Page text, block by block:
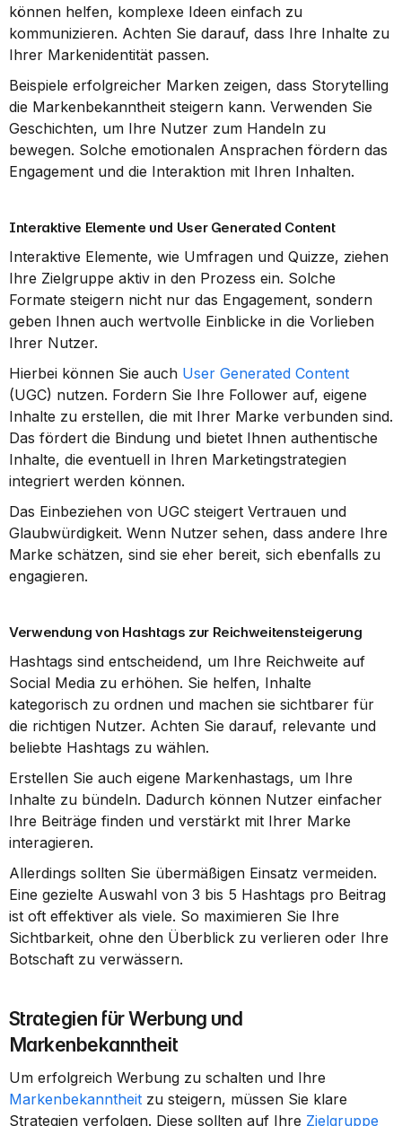
können helfen, komplexe Ideen einfach zu
kommunizieren. Achten Sie darauf, dass Ihre Inhalte zu
Ihrer Markenidentität passen.
Beispiele erfolgreicher Marken zeigen, dass Storytelling
die Markenbekanntheit steigern kann. Verwenden Sie
Geschichten, um Ihre Nutzer zum Handeln zu
bewegen. Solche emotionalen Ansprachen fördern das
Engagement und die Interaktion mit Ihren Inhalten.
Interaktive Elemente und User Generated Content
Interaktive Elemente, wie Umfragen und Quizze, ziehen
Ihre Zielgruppe aktiv in den Prozess ein. Solche
Formate steigern nicht nur das Engagement, sondern
geben Ihnen auch wertvolle Einblicke in die Vorlieben
Ihrer Nutzer.
Hierbei können Sie auch User Generated Content
(UGC) nutzen. Fordern Sie Ihre Follower auf, eigene
Inhalte zu erstellen, die mit Ihrer Marke verbunden sind.
Das fördert die Bindung und bietet Ihnen authentische
Inhalte, die eventuell in Ihren Marketingstrategien
integriert werden können.
Das Einbeziehen von UGC steigert Vertrauen und
Glaubwürdigkeit. Wenn Nutzer sehen, dass andere Ihre
Marke schätzen, sind sie eher bereit, sich ebenfalls zu
engagieren.
Verwendung von Hashtags zur Reichweitensteigerung
Hashtags sind entscheidend, um Ihre Reichweite auf
Social Media zu erhöhen. Sie helfen, Inhalte
kategorisch zu ordnen und machen sie sichtbarer für
die richtigen Nutzer. Achten Sie darauf, relevante und
beliebte Hashtags zu wählen.
Erstellen Sie auch eigene Markenhastags, um Ihre
Inhalte zu bündeln. Dadurch können Nutzer einfacher
Ihre Beiträge finden und verstärkt mit Ihrer Marke
interagieren.
Allerdings sollten Sie übermäßigen Einsatz vermeiden.
Eine gezielte Auswahl von 3 bis 5 Hashtags pro Beitrag
ist oft effektiver als viele. So maximieren Sie Ihre
Sichtbarkeit, ohne den Überblick zu verlieren oder Ihre
Botschaft zu verwässern.
Strategien für Werbung und
Markenbekanntheit
Markenbekanntheit zu steigern, müssen Sie klare
Strategien verfolgen. Diese sollten auf Ihre Zielgruppe